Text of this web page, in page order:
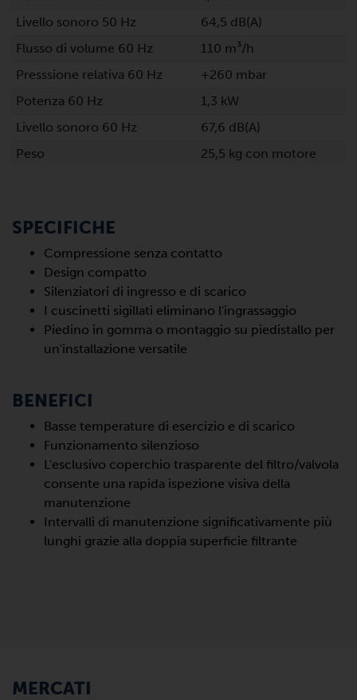
Livello sonoro 50 Hz
64,5 dB(A)
Flusso di volume 60 Hz
110 m³/h
Presssione relativa 60 Hz
+260 mbar
Potenza 60 Hz
1,3 kW
Livello sonoro 60 Hz
67,6 dB(A)
Peso
25,5 kg con motore
SPECIFICHE
Compressione senza contatto
Design compatto
Silenziatori di ingresso e di scarico
I cuscinetti sigillati eliminano l'ingrassaggio
Piedino in gomma o montaggio su piedistallo per
un'installazione versatile
BENEFICI
Basse temperature di esercizio e di scarico
Funzionamento silenzioso
L'esclusivo coperchio trasparente del filtro/valvola
consente una rapida ispezione visiva della
manutenzione
Intervalli di manutenzione significativamente più
lunghi grazie alla doppia superficie filtrante
MERCATI